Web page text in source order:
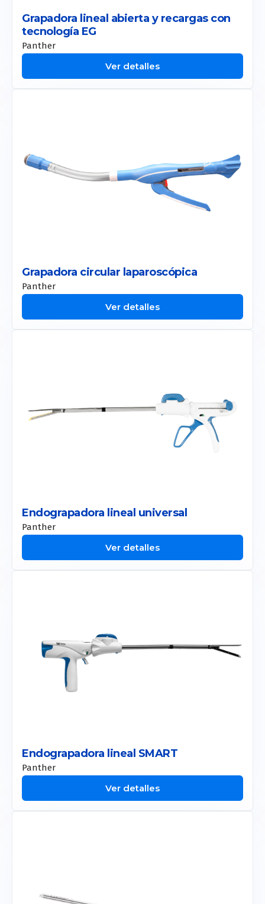
Allurion
Liposound
Grapadora lineal abierta y recargas con
tecnología EG
Panther
Ver detalles
Grapadora circular laparoscópica
Panther
Ver detalles
Endograpadora lineal universal
Panther
Ver detalles
Endograpadora lineal SMART
Panther
Ver detalles